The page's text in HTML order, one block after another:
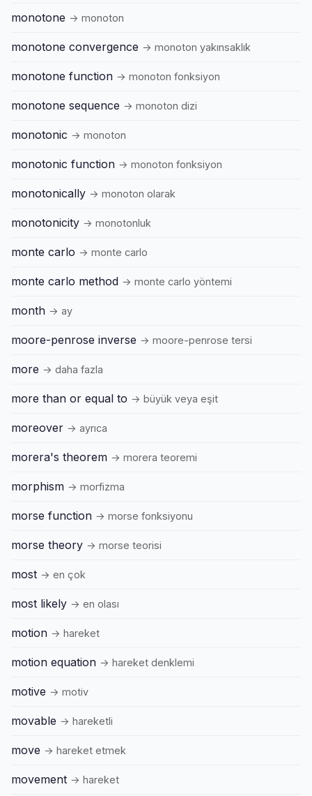
monotone → monoton
monotone convergence → monoton yakınsaklık
monotone function → monoton fonksiyon
monotone sequence → monoton dizi
monotonic → monoton
monotonic function → monoton fonksiyon
monotonically → monoton olarak
monotonicity → monotonluk
monte carlo → monte carlo
monte carlo method → monte carlo yöntemi
month → ay
moore-penrose inverse → moore-penrose tersi
more → daha fazla
more than or equal to → büyük veya eşit
moreover → ayrıca
morera's theorem → morera teoremi
morphism → morfizma
morse function → morse fonksiyonu
morse theory → morse teorisi
most → en çok
most likely → en olası
motion → hareket
motion equation → hareket denklemi
motive → motiv
movable → hareketli
move → hareket etmek
movement → hareket